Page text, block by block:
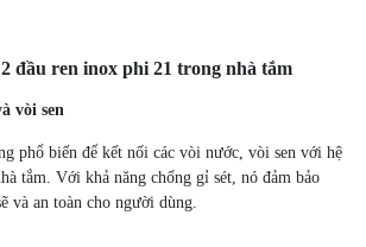
đầu ren inox phi 21 trong nhà tắm
vòi sen
phổ biến để kết nối các vòi nước, vòi sen với hệ
tắm. Với khả năng chống gỉ sét, nó đảm bảo
và an toàn cho người dùng.